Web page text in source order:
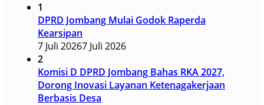
1
DPRD Jombang Mulai Godok Raperda
Kearsipan
7 Juli 20267 Juli 2026
2
Komisi D DPRD Jombang Bahas RKA 2027,
Dorong Inovasi Layanan Ketenagakerjaan
Berbasis Desa